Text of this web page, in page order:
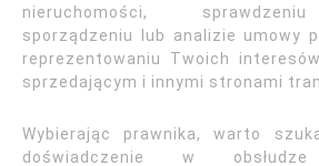
nieruchomości,
sporządzeniu lub analizie umowy
reprezentowaniu Twoich
sprzedającym i innymi stronami
Wybierając prawnika, warto
doświadczenie w